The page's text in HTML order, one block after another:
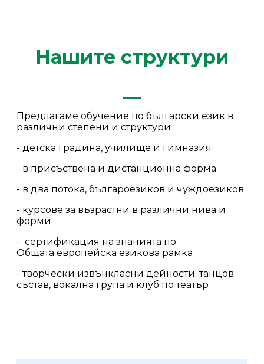
Нашите структури
Предлагаме обучение по български език в
различни степени и структури :
- детска градина, училище и гимназия
- в присъствена и дистанционна форма
- в два потока, българоезиков и чуждоезиков
- курсове за възрастни в различни нива и
форми
- сертификация на знанията по
Общата европейска езикова рамка
- творчески извънкласни дейности: танцов
състав, вокална група и клуб по театър